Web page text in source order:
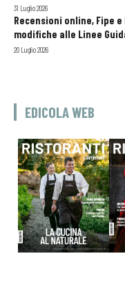
31 Luglio 2026
Recensioni online, Fipe
modifiche alle Linee
20 Luglio 2026
EDICOLA WEB